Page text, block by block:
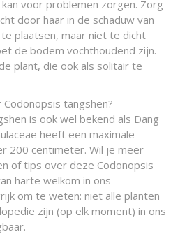
voor problemen zorgen. Zorg
door haar in de schaduw van
plaatsen, maar niet te dicht
de bodem vochthoudend zijn.
plant, die ook als solitair te
tangshen?
is ook wel bekend als Dang
heeft een maximale
200 centimeter. Wil je meer
of tips over deze Codonopsis
harte welkom in ons
om te weten: niet alle planten
zijn (op elk moment) in ons